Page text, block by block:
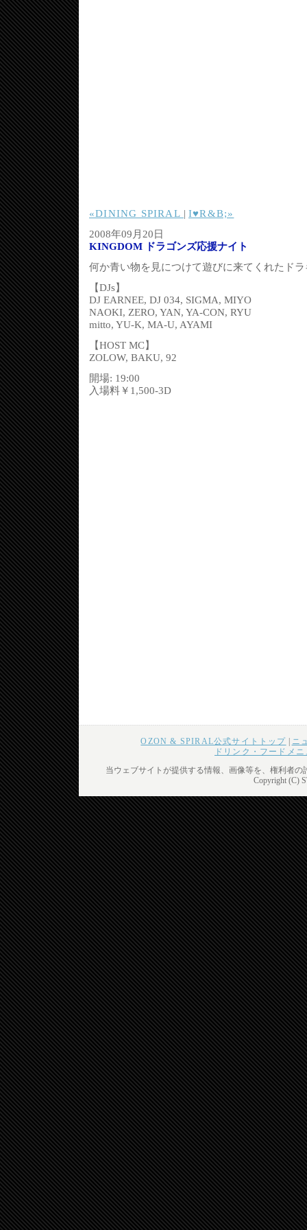
«DINING SPIRAL | I♥R&B;»
2008年09月20日
KINGDOM ドラゴンズ応援ナイト
何か青い物を見につけて遊びに来てくれたド
【DJs】
DJ EARNEE, DJ 034, SIGMA, MIYO
NAOKI, ZERO, YAN, YA-CON, RYU
mitto, YU-K, MA-U, AYAMI
【HOST MC】
ZOLOW, BAKU, 92
開場: 19:00
入場料￥1,500-3D
OZON & SPIRAL公式サイトトップ
ニ
ドリンク・フードメ
当ウェブサイトが提供する情報、画像等を、権利者
Copyright (C)